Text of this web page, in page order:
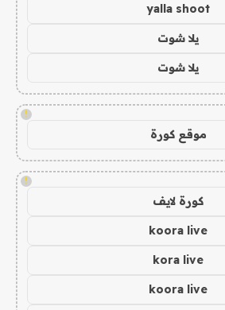
yalla shoot
يلا شوت
يلا شوت
!
موقع كورة
!
كورة لايف
koora live
kora live
koora live